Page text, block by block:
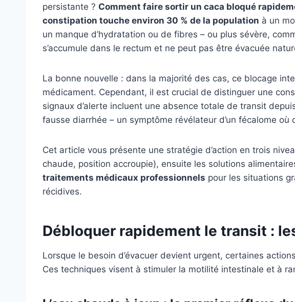
persistante ? Comment faire sortir un caca bloqué
constipation touche environ 30 % de la population à un
un manque d’hydratation ou de fibres – ou plus sévère,
s’accumule dans le rectum et ne peut pas être évacuée
La bonne nouvelle : dans la majorité des cas, ce blocage
médicament. Cependant, il est crucial de distinguer une
signaux d’alerte incluent une absence totale de transit
fausse diarrhée – un symptôme révélateur d’un fécalome où
Cet article vous présente une stratégie d’action en trois
chaude, position accroupie), ensuite les solutions
traitements médicaux professionnels pour les situations
récidives.
Débloquer rapidement le transit :
Lorsque le besoin d’évacuer devient urgent, certaines
Ces techniques visent à stimuler la motilité intestinale et à